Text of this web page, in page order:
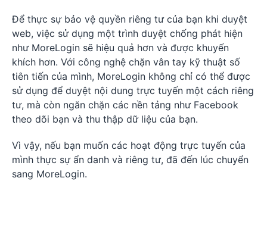
Để thực sự bảo vệ quyền riêng tư của bạn khi duyệt
web, việc sử dụng một trình duyệt chống phát hiện
như MoreLogin sẽ hiệu quả hơn và được khuyến
khích hơn. Với công nghệ chặn vân tay kỹ thuật số
tiên tiến của mình, MoreLogin không chỉ có thể được
sử dụng để duyệt nội dung trực tuyến một cách riêng
tư, mà còn ngăn chặn các nền tảng như Facebook
theo dõi bạn và thu thập dữ liệu của bạn.
Vì vậy, nếu bạn muốn các hoạt động trực tuyến của
mình thực sự ẩn danh và riêng tư, đã đến lúc chuyển
sang MoreLogin.